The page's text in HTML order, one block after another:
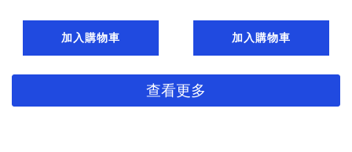
(10K) 104054017
加入購物車
104054321
加入購物車
查看更多